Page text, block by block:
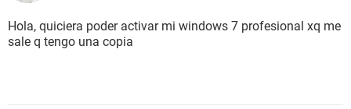
Hola, quiciera poder activar mi windows 7 profesional xq me
sale q tengo una copia